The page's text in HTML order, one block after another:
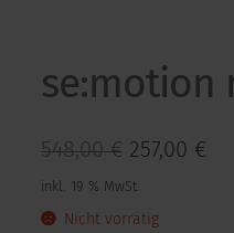
se:motion
548,00€
Preis
war:
257,00 €
inkl. 19 % MwSt.
Nicht vorrätig